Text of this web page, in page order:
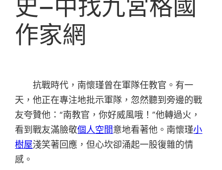
史–中找九宮格國
作家網
抗戰時代，南懷瑾曾在軍隊任教官。有一
天，他正在專注地批示軍隊，忽然聽到旁邊的戰
友夸贊他：“南教官，你好威風哦！”他轉過火，
看到戰友滿臉敬個人空間意地看著他。南懷瑾小
樹屋淺笑著回應，但心坎卻涌起一股復雜的情
感。